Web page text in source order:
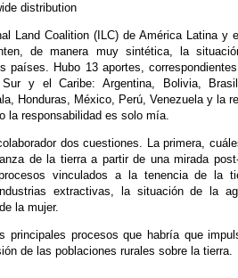
distribution
Land Coalition (ILC) de América Latina y
de manera muy sintética, la
países. Hubo 13 aportes,
y el Caribe: Argentina, Bolivia,
Honduras, México, Perú, Venezuela y la
la responsabilidad es solo mía.
dos cuestiones. La primera,
de la tierra a partir de una mirada
vinculados a la tenencia de la
extractivas, la situación de la
la mujer.
principales procesos que habría que
de las poblaciones rurales sobre la tierra.